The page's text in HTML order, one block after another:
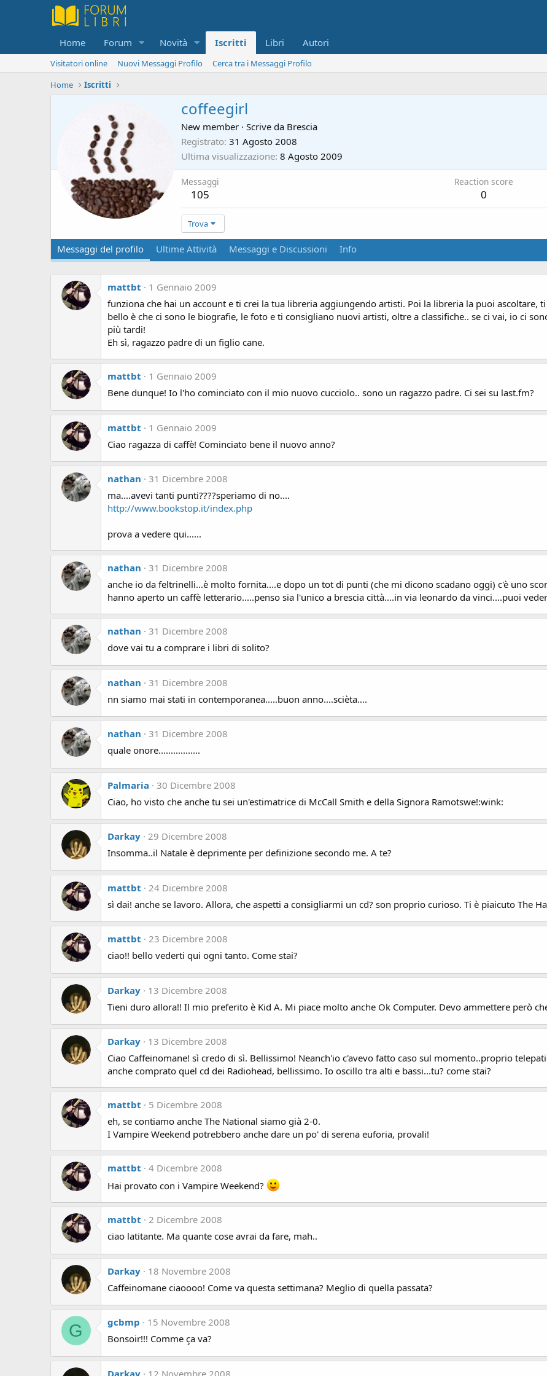
Home Forum Novità Iscritti Libri Autori
Visitatori online Nuovi Messaggi Profilo
Cerca tra i Messaggi Profilo
Home
Iscritti
coffeegirl
New member · Scrive da Brescia
Registrato 31 Agosto 2008
Ultima visualizzazione 8 Agosto 2009
Messaggi
105
Reaction score
0
Trova
Messaggi del profilo Ultime Attività Messaggi e Discussioni Info
mattbt
1 Gennaio 2009
funziona che hai un account e ti crei la tua libreria aggiungendo artisti. Poi la libreria la puoi ascoltare,
bello è che ci sono le biografie, le foto e ti consigliano nuovi artisti, oltre a classifiche.. se ci vai, io ci
più tardi!
Eh sì, ragazzo padre di un figlio cane.
mattbt
1 Gennaio 2009
Bene dunque! Io l'ho cominciato con il mio nuovo cucciolo.. sono un ragazzo padre. Ci sei su last.fm?
mattbt
1 Gennaio 2009
Ciao ragazza di caffè! Cominciato bene il nuovo anno?
nathan
31 Dicembre 2008
ma....avevi tanti punti????speriamo di no....
http://www.bookstop.it/index.php
prova a vedere qui......
nathan
31 Dicembre 2008
anche io da feltrinelli...è molto fornita....e dopo un tot di punti (che mi dicono scadano oggi) c'è uno
hanno aperto un caffè letterario.....penso sia l'unico a brescia città....in via leonardo da vinci....puoi
nathan
31 Dicembre 2008
dove vai tu a comprare i libri di solito?
nathan
31 Dicembre 2008
nn siamo mai stati in contemporanea.....buon anno....scièta....
nathan
31 Dicembre 2008
quale onore.................
Palmaria
30 Dicembre 2008
Ciao, ho visto che anche tu sei un'estimatrice di McCall Smith e della Signora Ramotswe!:wink:
Darkay 29 Dicembre 2008
Insomma..il Natale è deprimente per definizione secondo me. A te?
mattbt
24 Dicembre 2008
sì dai! anche se lavoro. Allora, che aspetti a consigliarmi un cd? son proprio curioso. Ti è piaicuto The
mattbt
23 Dicembre 2008
ciao!! bello vederti qui ogni tanto. Come stai?
Darkay
13 Dicembre 2008
Tieni duro allora!! Il mio preferito è Kid A. Mi piace molto anche Ok Computer. Devo ammettere però
Darkay
13 Dicembre 2008
Ciao Caffeinomane! sì credo di sì. Bellissimo! Neanch'io c'avevo fatto caso sul momento..proprio
anche comprato quel cd dei Radiohead, bellissimo. Io oscillo tra alti e bassi...tu? come stai?
mattbt
5 Dicembre 2008
eh, se contiamo anche The National siamo già 2-0.
I Vampire Weekend potrebbero anche dare un po' di serena euforia, provali!
mattbt
4 Dicembre 2008
Hai provato con i Vampire Weekend?
mattbt
2 Dicembre 2008
ciao latitante. Ma quante cose avrai da fare, mah..
Darkay
18 Novembre 2008
Caffeinomane ciaoooo! Come va questa settimana? Meglio di quella passata?
G gcbmp
15 Novembre 2008
Bonsoir!!! Comme ça va?
Darkay 12 Novembre 2008